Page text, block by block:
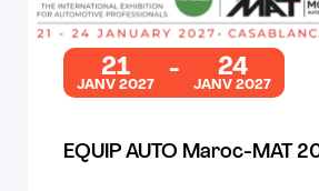
21
JANV 2027
24
JANV 2027
EQUIP AUTO Maroc-MAT